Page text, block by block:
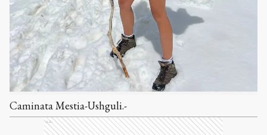
Caminata Mestia-Ushguli.-
Ads